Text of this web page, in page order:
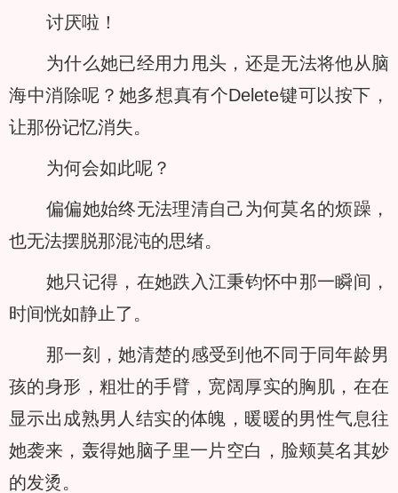
讨厌啦！
为什么她已经用力甩头，还是无法将他从脑
海中消除呢？她多想真有个Delete键可以按下，
让那份记忆消失。
为何会如此呢？
偏偏她始终无法理清自己为何莫名的烦躁，
也无法摆脱那混沌的思绪。
她只记得，在她跌入江秉钧怀中那一瞬间，
时间恍如静止了。
那一刻，她清楚的感受到他不同于同年龄男
孩的身形，粗壮的手臂，宽阔厚实的胸肌，在在
显示出成熟男人结实的体魄，暖暖的男性气息往
她袭来，轰得她脑子里一片空白，脸颊莫名其妙
的发烫。